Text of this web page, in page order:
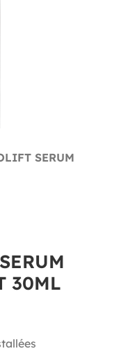
SERUM
30ML